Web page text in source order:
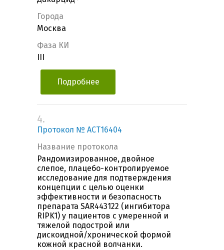
Города
Москва
Фаза КИ
Подробнее
4.
Протокол № ACT16404
Название протокола
Рандомизированное, двойное
слепое, плацебо-контролируемое
исследование для подтверждения
концепции с целью оценки
эффективности и безопасность
препарата SAR443122 (ингибитора
RIPK1) у пациентов с умеренной и
тяжелой подострой или
дискоидной/хронической формой
кожной красной волчанки.